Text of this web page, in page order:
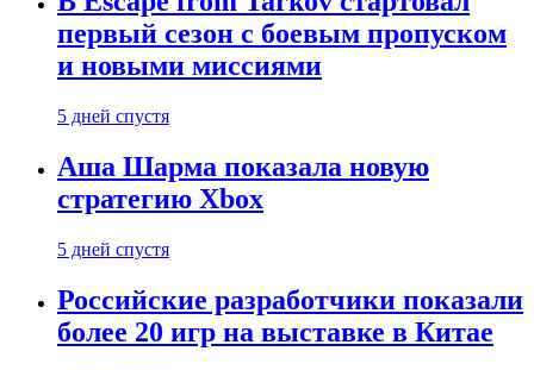
первый сезон с боевым пропуском
и новыми миссиями
5 дней спустя
Аша Шарма показала новую
стратегию Xbox
5 дней спустя
Российские разработчики показали
более 20 игр на выставке в Китае